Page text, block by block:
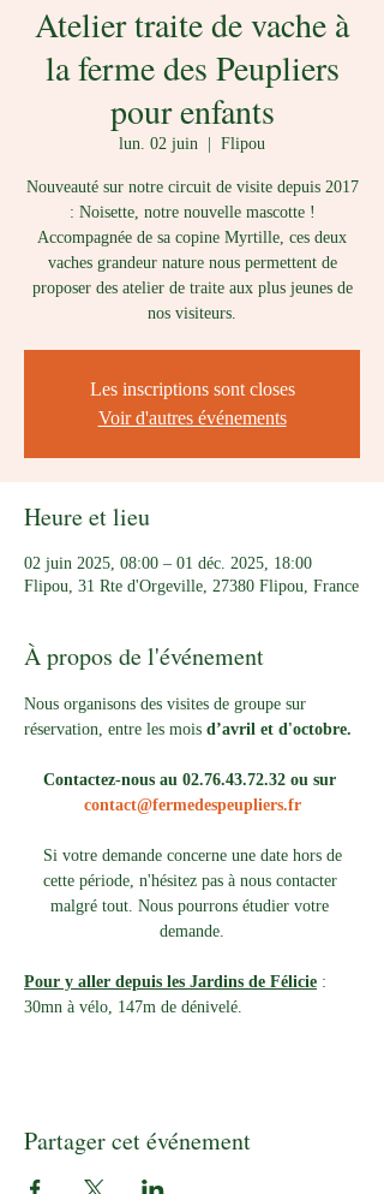
Atelier traite de vache à
la ferme des Peupliers
pour enfants
lun. 02 juin Flipou
Nouveauté sur notre circuit de visite depuis 2017
: Noisette, notre nouvelle mascotte !
Accompagnée de sa copine Myrtille, ces deux
vaches grandeur nature nous permettent de
proposer des atelier de traite aux plus jeunes de
nos visiteurs.
Les inscriptions sont closes
Voir d'autres événements
Heure et lieu
02 juin 2025, 08:00 – 01 déc. 2025, 18:00
Flipou, 31 Rte d'Orgeville, 27380 Flipou, France
À propos de l'événement
Nous organisons des visites de groupe sur
réservation, entre les mois d’avril et d'octobre.
Contactez-nous au 02.76.43.72.32 ou sur
contact@fermedespeupliers.fr
Si votre demande concerne une date hors de
cette période, n'hésitez pas à nous contacter
malgré tout. Nous pourrons étudier votre
demande.
Pour y aller depuis les Jardins de Félicie :
30mn à vélo, 147m de dénivelé.
Partager cet événement